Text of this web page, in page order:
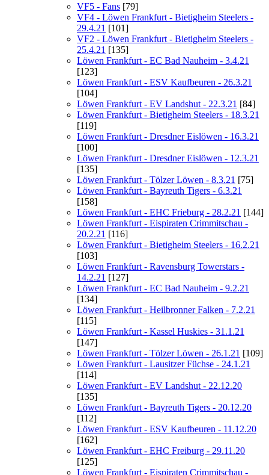
VF5 - Fans [79]
VF4 - Löwen Frankfurt - Bietigheim Steelers -
29.4.21 [101]
VF2 - Löwen Frankfurt - Bietigheim Steelers -
25.4.21 [135]
Löwen Frankfurt - EC Bad Nauheim - 3.4.21
[123]
Löwen Frankfurt - ESV Kaufbeuren - 26.3.21
[104]
Löwen Frankfurt - EV Landshut - 22.3.21 [84]
Löwen Frankfurt - Bietigheim Steelers - 18.3.21
[119]
Löwen Frankfurt - Dresdner Eislöwen - 16.3.21
[100]
Löwen Frankfurt - Dresdner Eislöwen - 12.3.21
[135]
Löwen Frankfurt - Tölzer Löwen - 8.3.21 [75]
Löwen Frankfurt - Bayreuth Tigers - 6.3.21
[158]
Löwen Frankfurt - EHC Frieburg - 28.2.21 [144]
Löwen Frankfurt - Eispiraten Crimmitschau -
20.2.21 [116]
Löwen Frankfurt - Bietigheim Steelers - 16.2.21
[103]
Löwen Frankfurt - Ravensburg Towerstars -
14.2.21 [127]
Löwen Frankfurt - EC Bad Nauheim - 9.2.21
[134]
Löwen Frankfurt - Heilbronner Falken - 7.2.21
[115]
Löwen Frankfurt - Kassel Huskies - 31.1.21
[147]
Löwen Frankfurt - Tölzer Löwen - 26.1.21 [109]
Löwen Frankfurt - Lausitzer Füchse - 24.1.21
[114]
Löwen Frankfurt - EV Landshut - 22.12.20
[135]
Löwen Frankfurt - Bayreuth Tigers - 20.12.20
[112]
Löwen Frankfurt - ESV Kaufbeuren - 11.12.20
[162]
Löwen Frankfurt - EHC Freiburg - 29.11.20
[125]
Löwen Frankfurt - Eispiraten Crimmitschau -